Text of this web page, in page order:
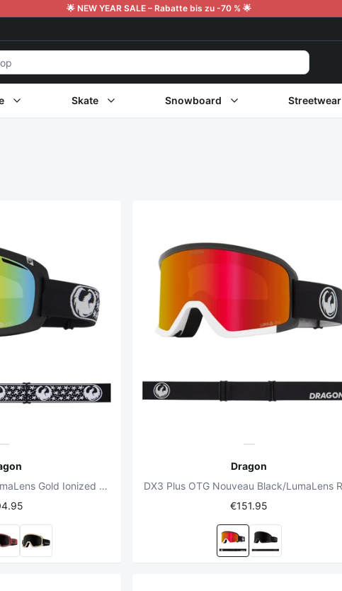
🌟 NEW YEAR SALE – Rabatte bis zu -70 % 🌟
Skate Snowboard Streetwear
D1 OTG Mikkel 25 /LumaLens Gold Ionized + LumaLens Amber Snowboard Goggles
Dragon
€151.95